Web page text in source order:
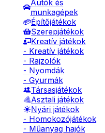
Autók és
munkagépek
Építőjátékok
Szerepjátékok
Kreatív játékok
- Kreatív játékok
- Rajzolók
- Nyomdák
- Gyurmák
Társasjátékok
Asztali játékok
Nyári játékok
- Homokozójátékok
- Műanyag hajók